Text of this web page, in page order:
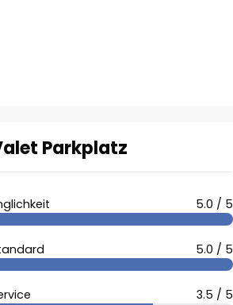
Parkplatz
5.0 / 5
5.0 / 5
3.5 / 5